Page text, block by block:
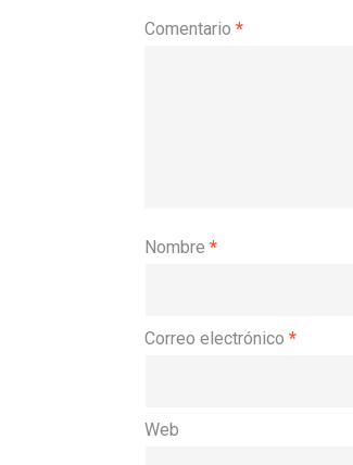
Comentario *
Nombre *
Correo electrónico *
Web